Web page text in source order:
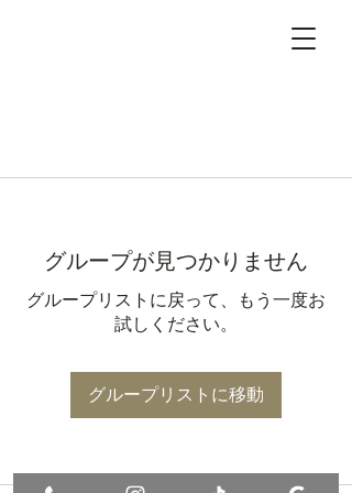
グループが見つかりません
グループリストに戻って、もう一度お
試しください。
グループリストに移動